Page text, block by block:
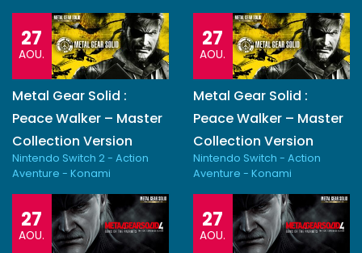
27
AOU.
Metal Gear Solid :
Peace Walker – Master
Collection Version
Nintendo Switch 2 - Action
Aventure - Konami
27
AOU.
Metal Gear Solid :
Peace Walker – Master
Collection Version
Nintendo Switch - Action
Aventure - Konami
27
AOU.
27
AOU.